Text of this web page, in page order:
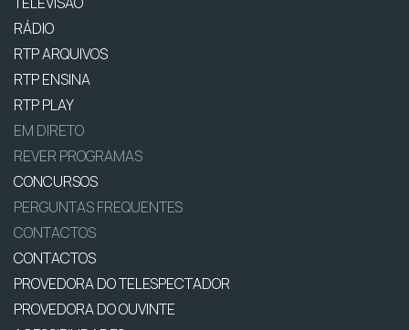
RÁDIO
RTP ARQUIVOS
RTP ENSINA
RTP PLAY
EM DIRETO
REVER PROGRAMAS
CONCURSOS
PERGUNTAS FREQUENTES
CONTACTOS
CONTACTOS
PROVEDORA DO TELESPECTADOR
PROVEDORA DO OUVINTE